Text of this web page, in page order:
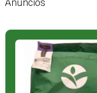
Anúncios